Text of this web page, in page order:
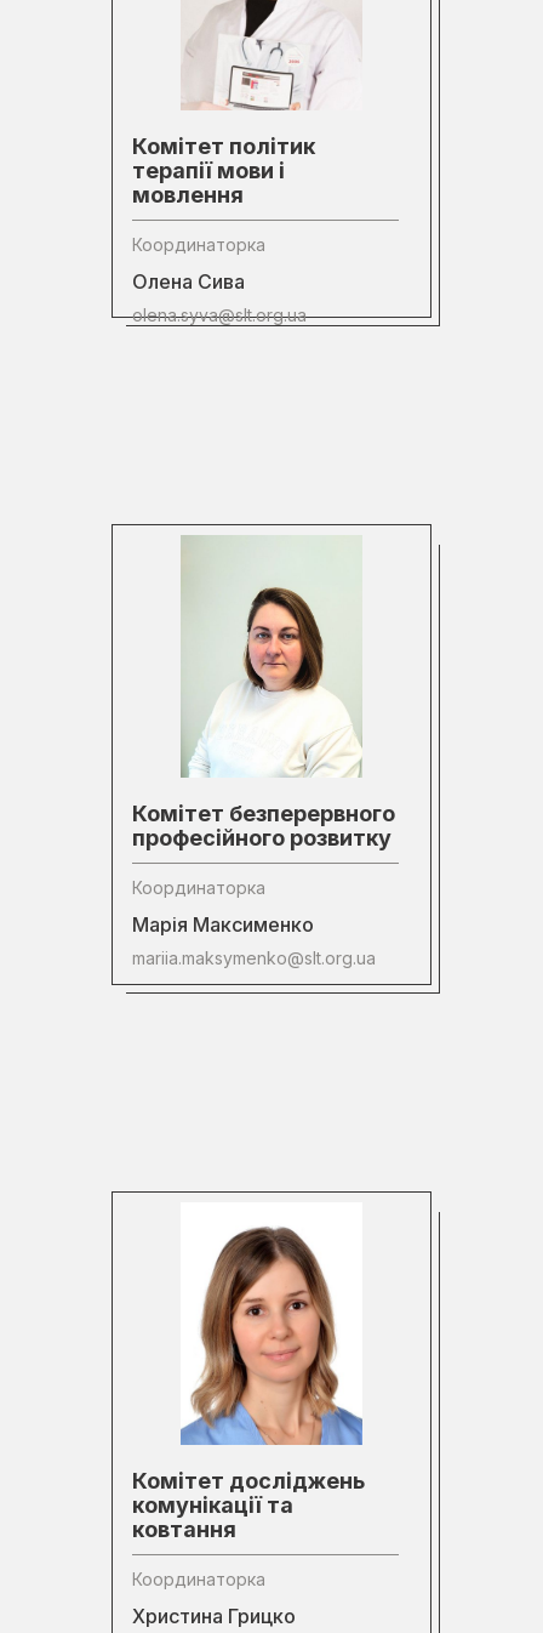
Комітет політик
терапії мови і
мовлення
Координаторка
Олена Сива
olena.syva@slt.org.ua
Комітет безперервного
професійного розвитку
Координаторка
Марія Максименко
mariia.maksymenko@slt.org.ua
Комітет досліджень
комунікації та
ковтання
Координаторка
Христина Грицко